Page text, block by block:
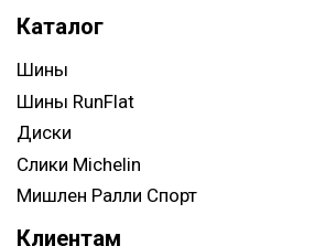
Каталог
Шины
Шины RunFlat
Диски
Слики Michelin
Мишлен Ралли Спорт
Клиентам